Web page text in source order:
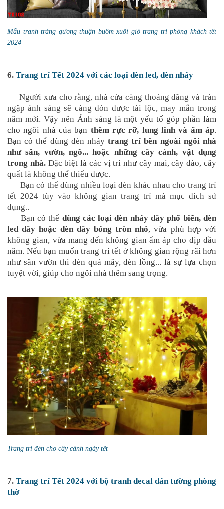
Mẫu tranh tráng gương thuận buồm xuôi gió trang trí phòng khách tết
2024
6. Trang trí Tết 2024 với các loại đèn led, đèn nháy
Người xưa cho rằng, nhà cửa càng thoáng đãng và tràn
ngập ánh sáng sẽ càng đón được tài lộc, may mắn trong
năm mới. Vậy nên Ánh sáng là một yếu tố góp phần làm
cho ngôi nhà của bạn thêm rực rỡ, lung linh và ấm áp.
Bạn có thể dùng đèn nháytrang trí bên ngoài ngôi nhà
như sân, vườn, ngõ... hoặc những cây cảnh, vật dụng
trong nhà.Đặc biệt là các vị trí như cây mai, cây đào, cây
quất là không thể thiếu được.
Bạn có thể dùng nhiều loại đèn khác nhau cho trang trí
tết 2024 tùy vào không gian trang trí mà mục đích sử
dụng..
Bạn có thể dùng các loại đèn nháy dây phổ biến, đèn
led dây hoặc đèn dây bóng tròn nhỏ, vừa phù hợp với
không gian, vừa mang đến không gian ấm áp cho dịp đầu
năm. Nếu bạn muốn trang trí tết ở không gian rộng rãi hơn
như sân vườn thì đèn quả mây, đèn lồng... là sự lựa chọn
tuyệt vời, giúp cho ngôi nhà thêm sang trọng.
Trang trí đèn cho cây cảnh ngày tết
7. Trang trí Tết 2024 với bộ tranh decal dán tường phòng
thờ